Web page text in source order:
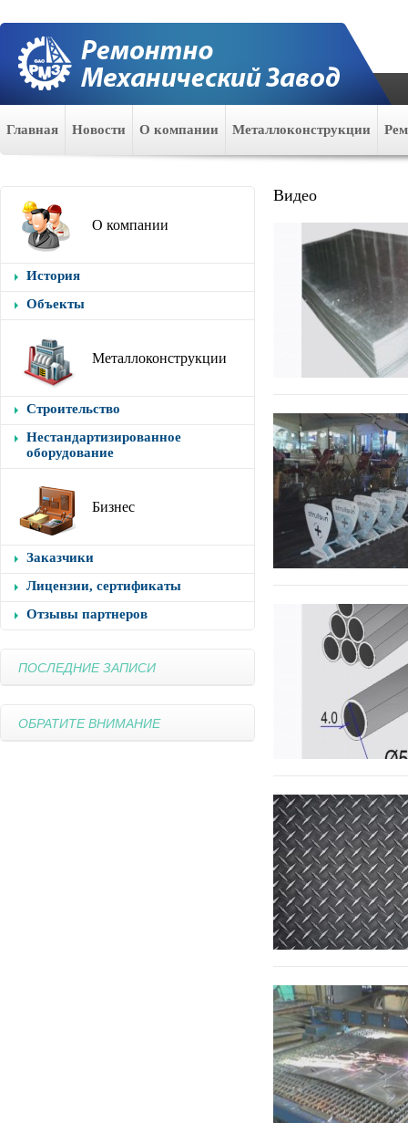
Главная Новости О компании Металлоконструкции
О компании
История
Объекты
Металлоконструкции
Строительство
Нестандартизированное
оборудование
Бизнес
Заказчики
Лицензии, сертификаты
Отзывы партнеров
ПОСЛЕДНИЕ ЗАПИСИ
ОБРАТИТЕ ВНИМАНИЕ
Видео